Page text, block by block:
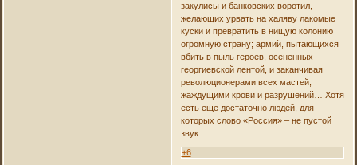
закулисы и банковских воротил,
желающих урвать на халяву лакомые
куски и превратить в нищую колонию
огромную страну; армий, пытающихся
вбить в пыль героев, осененных
георгиевской лентой, и заканчивая
революционерами всех мастей,
жаждущими крови и разрушений… Хотя
есть еще достаточно людей, для
которых слово «Россия» – не пустой
звук…
+6